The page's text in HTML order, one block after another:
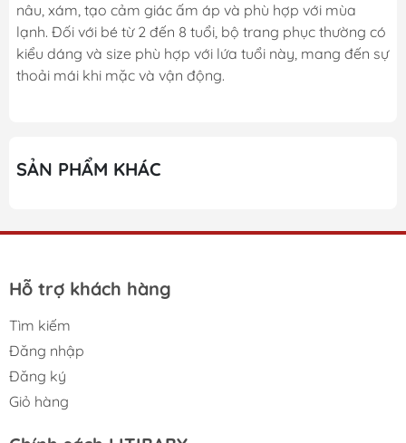
nâu, xám, tạo cảm giác ấm áp và phù hợp với mùa
lạnh. Đối với bé từ 2 đến 8 tuổi, bộ trang phục thường có
kiểu dáng và size phù hợp với lứa tuổi này, mang đến sự
thoải mái khi mặc và vận động.
SẢN PHẨM KHÁC
Hỗ trợ khách hàng
Tìm kiếm
Đăng nhập
Đăng ký
Giỏ hàng